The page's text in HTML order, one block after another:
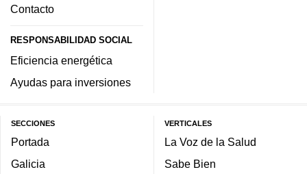
Contacto
RESPONSABILIDAD SOCIAL
Eficiencia energética
Ayudas para inversiones
SECCIONES
Portada
Galicia
VERTICALES
La Voz de la Salud
Sabe Bien